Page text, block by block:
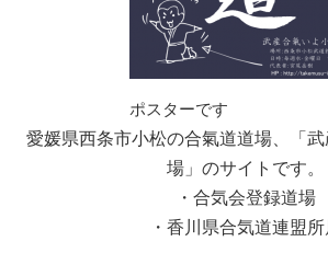
ポスターです
愛媛県西条市小松の合氣道道場、「
場」のサイトです。
・合気会登録道場
・香川県合気道連盟